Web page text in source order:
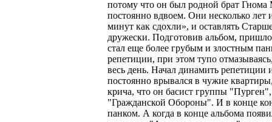
потому что он был родной брат Гнома
постоянно вдвоем. Они несколько лет
минут как сдохли», и оставлять
дружески. Подготовив альбом, пришло
стал еще более грубым и злостным
репетиции, при этом тупо
весь день. Начал динамить репетиции
постоянно врывался в чужие
крича, что он басист группы
"Гражданской Обороны". И в конце
панком. А когда в конце альбома